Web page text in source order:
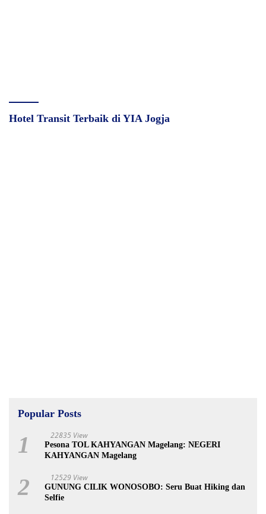
Hotel Transit Terbaik di YIA Jogja
Popular Posts
1 22835 View
Pesona TOL KAHYANGAN Magelang: NEGERI
KAHYANGAN Magelang
2 12529 View
GUNUNG CILIK WONOSOBO: Seru Buat Hiking dan
Selfie